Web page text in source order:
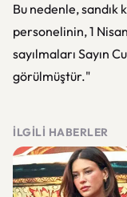
Bu nedenle, sandık
personelinin, 1
sayılmaları Sayın
görülmüştür."
İLGILI HABERLER